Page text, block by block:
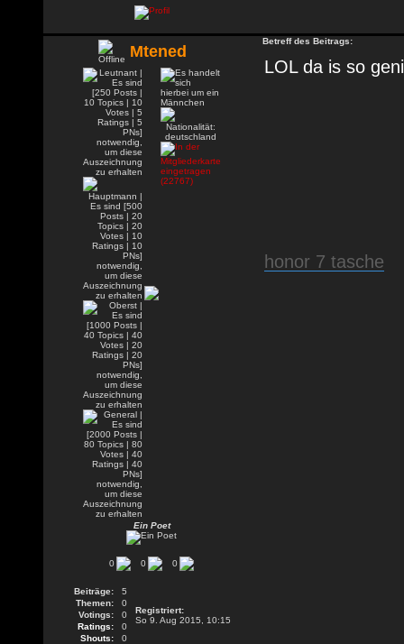
Mtened
Ein Poet
0 0 0
Beiträge:
5
Themen:
0
Votings:
0
Ratings:
0
Shouts:
0
Registriert:
So 9. Aug 2015, 10:15
Betreff des Beitrags:
LOL da is so
honor 7 tasche